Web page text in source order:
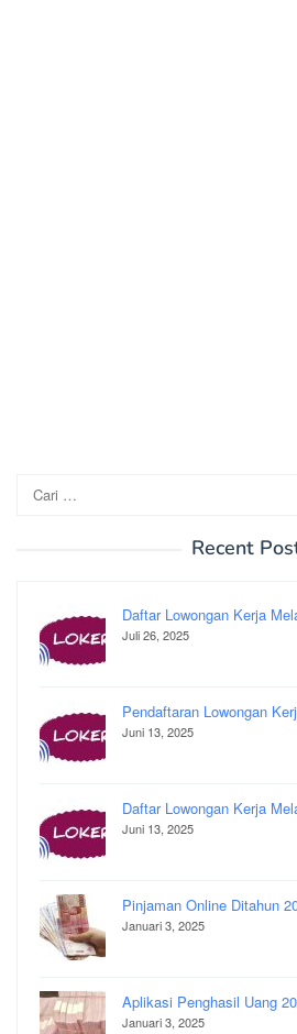
Cari
untuk:
Recent
Daftar Lowongan Kerja
Juli 26, 2025
Pendaftaran Lowongan
Juni 13, 2025
Daftar Lowongan Kerja
Juni 13, 2025
Pinjaman Online Ditahun
Januari 3, 2025
Aplikasi Penghasil Uang
Januari 3, 2025